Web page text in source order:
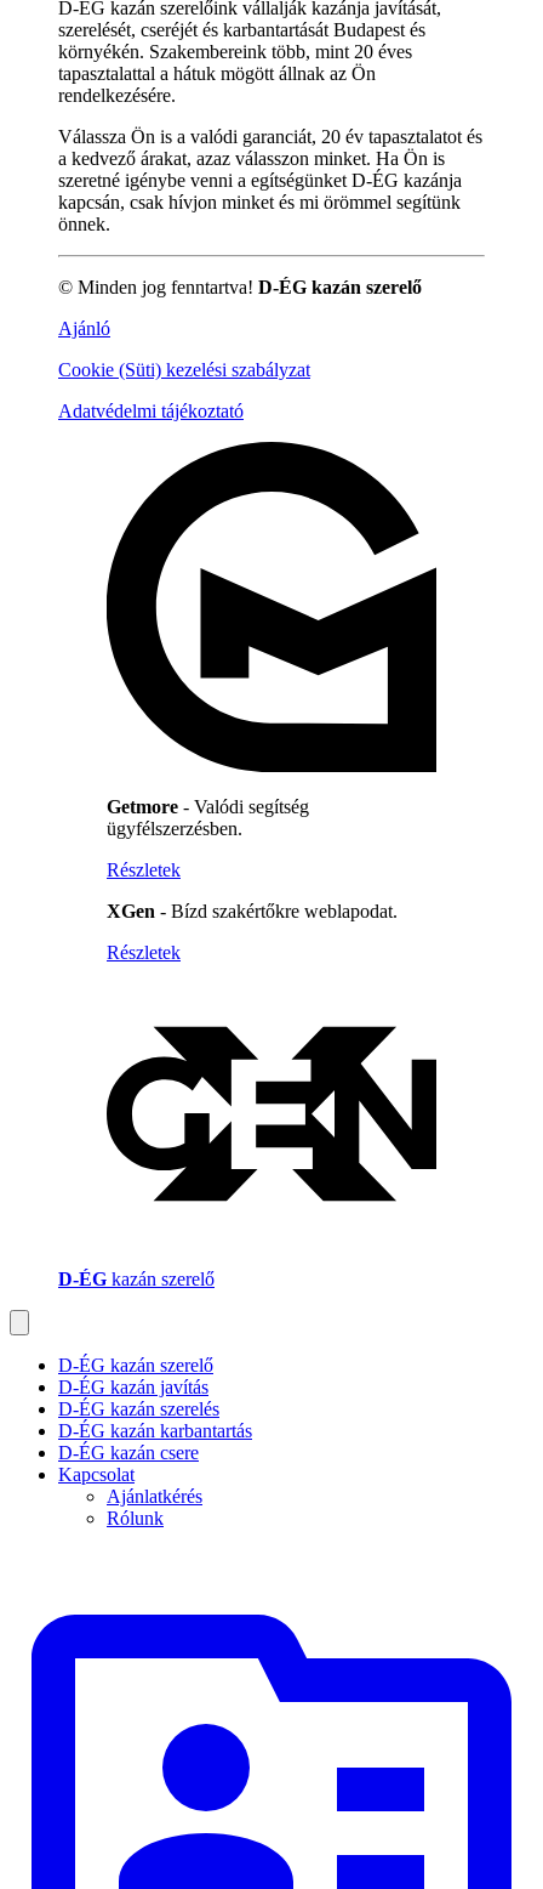
D-ÉG kazán szerelőink vállalják kazánja javítását,
szerelését, cseréjét és karbantartását Budapest és
környékén. Szakembereink több, mint 20 éves
tapasztalattal a hátuk mögött állnak az Ön
rendelkezésére.
Válassza Ön is a valódi garanciát, 20 év tapasztalatot és
a kedvező árakat, azaz válasszon minket. Ha Ön is
szeretné igénybe venni a egítségünket D-ÉG kazánja
kapcsán, csak hívjon minket és mi örömmel segítünk
önnek.
© Minden jog fenntartva! D-ÉG kazán szerelő
Ajánló
Cookie (Süti) kezelési szabályzat
Adatvédelmi tájékoztató
Getmore - Valódi segítség
ügyfélszerzésben.
Részletek
XGen - Bízd szakértőkre weblapodat.
Részletek
D-ÉG kazán szerelő
D-ÉG kazán szerelő
D-ÉG kazán javítás
D-ÉG kazán szerelés
D-ÉG kazán karbantartás
D-ÉG kazán csere
Kapcsolat
Ajánlatkérés
Rólunk